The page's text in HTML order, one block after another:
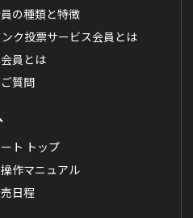
の種類と特徴
ク投票サービス会員とは
員とは
質問
ト トップ
作マニュアル
日程